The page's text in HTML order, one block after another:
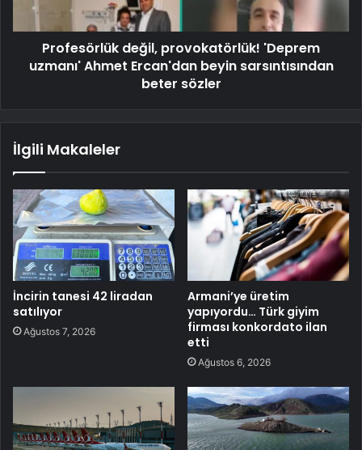
Profesörlük değil, provokatörlük! 'Deprem
uzmanı' Ahmet Ercan'dan beyin sarsıntısından
beter sözler
İlgili Makaleler
İncirin tanesi 42 liradan
satılıyor
Ağustos 7, 2026
Armani’ye üretim
yapıyordu… Türk giyim
firması konkordato ilan
etti
Ağustos 6, 2026